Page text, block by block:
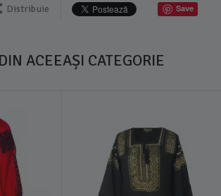
Distribuie Save
ACEEAȘI CATEGORIE